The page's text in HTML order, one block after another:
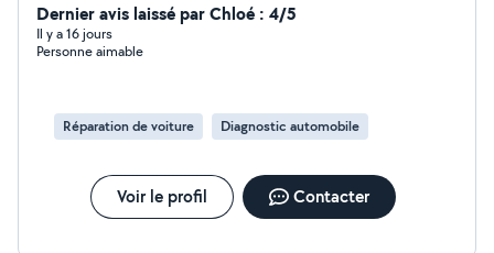
Dernier avis laissé par Chloé : 4/5
Il y a 16 jours
Personne aimable
Réparation de voiture Diagnostic automobile
Voir le profil Contacter